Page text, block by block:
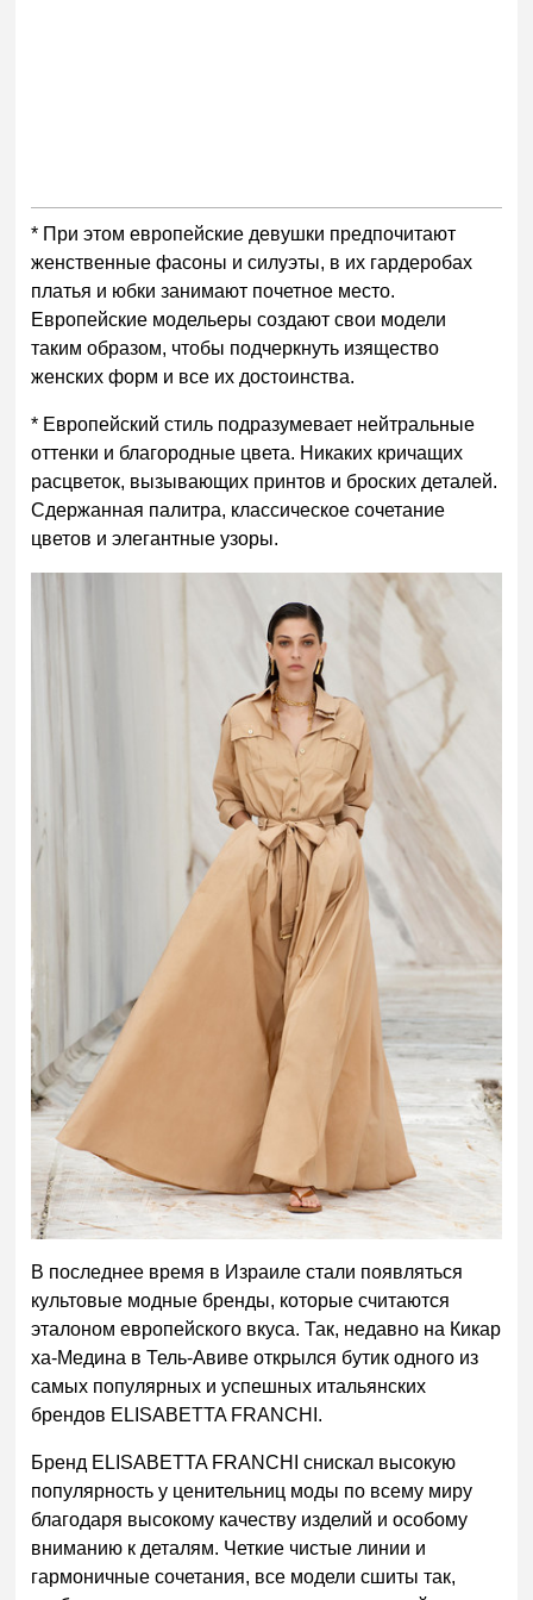
* При этом европейские девушки предпочитают
женственные фасоны и силуэты, в их гардеробах
платья и юбки занимают почетное место.
Европейские модельеры создают свои модели
таким образом, чтобы подчеркнуть изящество
женских форм и все их достоинства.
* Европейский стиль подразумевает нейтральные
оттенки и благородные цвета. Никаких кричащих
расцветок, вызывающих принтов и броских деталей.
Сдержанная палитра, классическое сочетание
цветов и элегантные узоры.
В последнее время в Израиле стали появляться
культовые модные бренды, которые считаются
эталоном европейского вкуса. Так, недавно на Кикар
ха-Медина в Тель-Авиве открылся бутик одного из
самых популярных и успешных итальянских
брендов ELISABETTA FRANCHI .
Бренд ELISABETTA FRANCHI
снискал высокую
популярность у ценительниц моды по всему миру
благодаря высокому качеству изделий и особому
вниманию к деталям. Четкие чистые линии и
гармоничные сочетания, все модели сшиты так,